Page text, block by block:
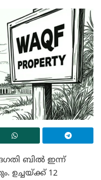
ബില്‍ ഇന്ന്
ഉച്ചയ്ക്ക് 12